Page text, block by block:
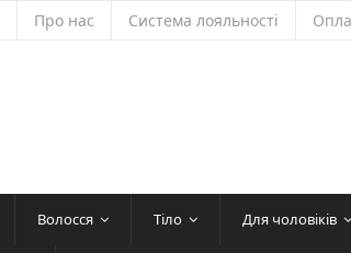
Про нас Система лояльності
Волосся Тіло Для чоловіків